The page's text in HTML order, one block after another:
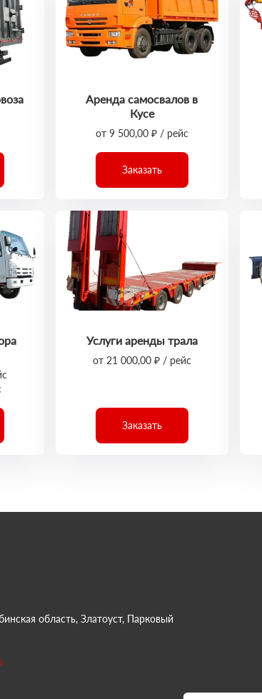
Аренда самосвалов в
Кусе
от 9 500,00 ₽ / рейс
Заказать
Услуги аренды трала
от 21 000,00 ₽ / рейс
Заказать
область, Златоуст, Парковый